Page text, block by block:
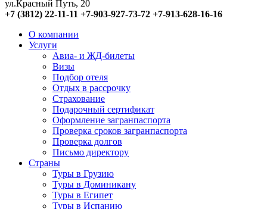
ул.Красный Путь, 20
+7 (3812) 22-11-11 +7-903-927-73-72 +7-913-628-16-16
О компании
Услуги
Авиа- и ЖД-билеты
Визы
Подбор отеля
Отдых в рассрочку
Страхование
Подарочный сертификат
Оформление загранпаспорта
Проверка сроков загранпаспорта
Проверка долгов
Письмо директору
Страны
Туры в Грузию
Туры в Доминикану
Туры в Египет
Туры в Испанию